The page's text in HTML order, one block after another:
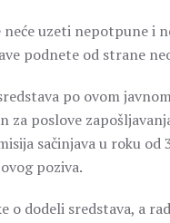
neće uzeti nepotpune i
podnete od strane
po ovom
za poslove
sačinjava u roku od
poziva.
o dodeli sredstava, a